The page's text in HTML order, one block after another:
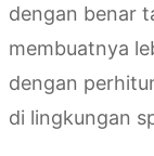
dengan benar
membuatnya
dengan
di lingkungan